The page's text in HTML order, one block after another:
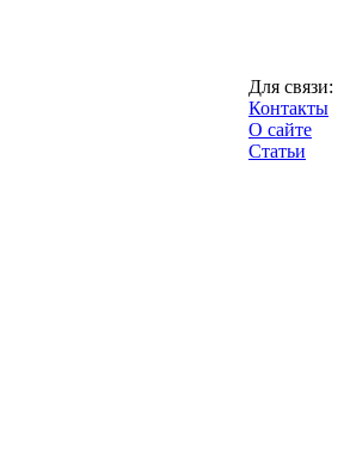
Для связи:
Контакты
О сайте
Статьи